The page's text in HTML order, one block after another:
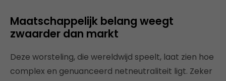
Maatschappelijk belang weegt
zwaarder dan markt
Deze worsteling, die wereldwijd speelt, laat zien hoe
complex en genuanceerd netneutraliteit ligt. Zeker